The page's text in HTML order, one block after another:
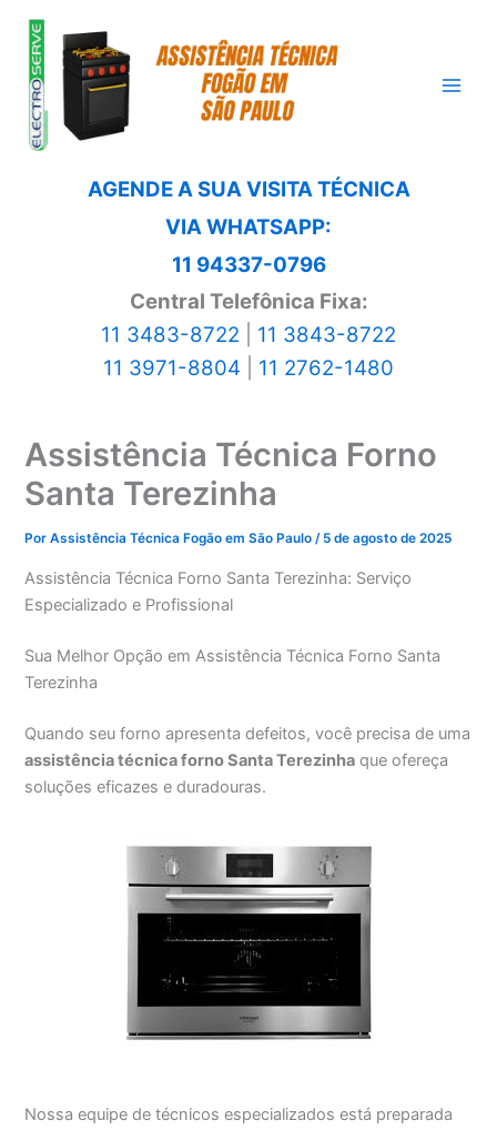
para
conteúdo
AGENDE A SUA VISITA TÉCNICA
VIA WHATSAPP:
11 94337-0796
Central Telefônica Fixa:
11 3483-8722
11 3843-8722
11 3971-8804
11 2762-1480
Assistência Técnica Forno
Santa Terezinha
PorAssistência Técnica Fogão em São Paulo/ 5 de agosto de 2025
Assistência Técnica Forno Santa Terezinha: Serviço
Especializado e Profissional
Sua Melhor Opção em Assistência Técnica Forno Santa
Terezinha
Quando seu forno apresenta defeitos, você precisa de uma
assistência técnica forno Santa Terezinha que ofereça
soluções eficazes e duradouras.
Nossa equipe de técnicos especializados está preparada